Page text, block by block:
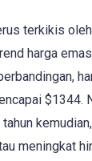
terkikis
harga
$1344.
meningkat